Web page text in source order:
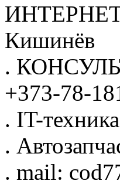
Кишинёв
.
+373-78-
. IT-техника
.
. mail: